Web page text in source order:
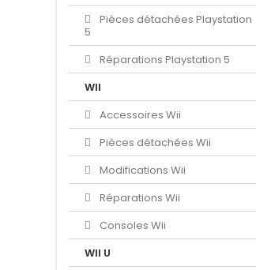
Pièces détachées Playstation
5
Réparations Playstation 5
WII
Accessoires Wii
Pièces détachées Wii
Modifications Wii
Réparations Wii
Consoles Wii
WII U